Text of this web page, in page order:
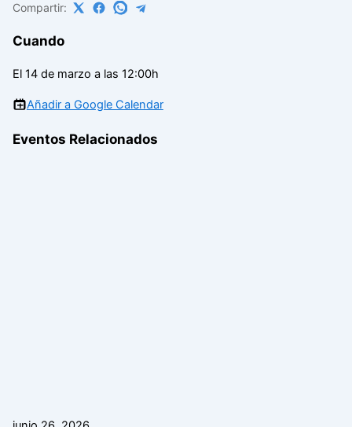
Compartir:
Cuando
El 14 de marzo a las 12:00h
Añadir a Google Calendar
Eventos Relacionados